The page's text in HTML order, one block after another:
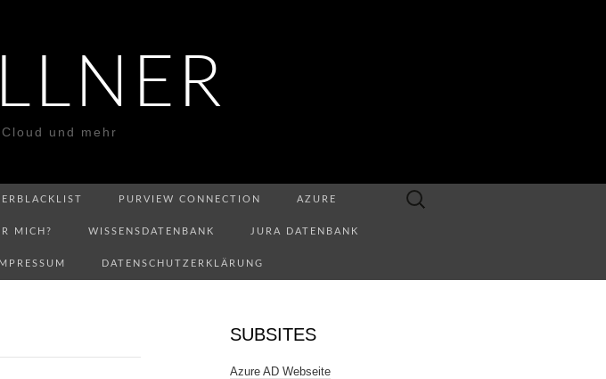
und mehr
PURVIEW CONNECTION AZURE
MICH? WISSENSDATENBANK JURA DATENBANK
DATENSCHUTZERKLÄRUNG
Suchen
SUBSITES
Azure AD Webseite